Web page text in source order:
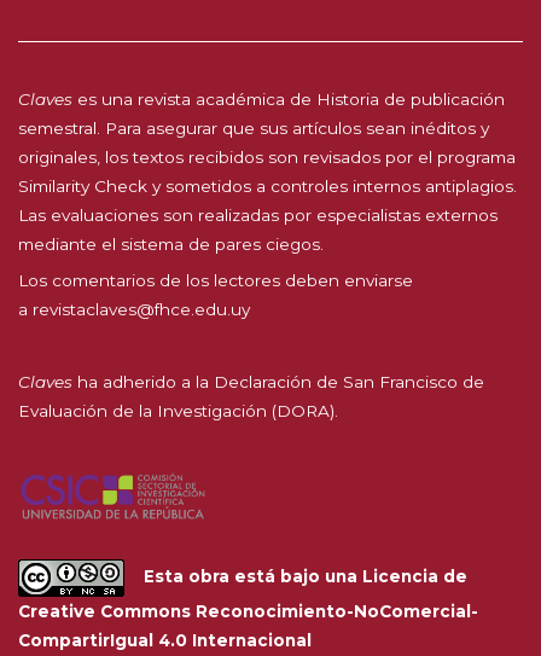
Claves es una revista académica de Historia de publicación
semestral. Para asegurar que sus artículos sean inéditos y
originales, los textos recibidos son revisados por el programa
Similarity Check y sometidos a controles internos antiplagios.
Las evaluaciones son realizadas por especialistas externos
mediante el sistema de pares ciegos.
Los comentarios de los lectores deben enviarse
a revistaclaves@fhce.edu.uy
Claves ha adherido a la Declaración de San Francisco de
Evaluación de la Investigación (DORA).
Esta obra está bajo una Licencia de
Creative Commons Reconocimiento-NoComercial-
CompartirIgual 4.0 Internacional